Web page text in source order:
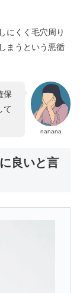
にくく毛穴周り
まうという悪循
nanana
保
て
良いと言